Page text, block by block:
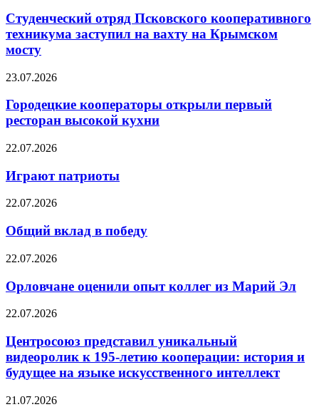
Студенческий отряд Псковского кооперативного
техникума заступил на вахту на Крымском
мосту
23.07.2026
Городецкие кооператоры открыли первый
ресторан высокой кухни
22.07.2026
Играют патриоты
22.07.2026
Общий вклад в победу
22.07.2026
Орловчане оценили опыт коллег из Марий Эл
22.07.2026
Центросоюз представил уникальный
видеоролик к 195-летию кооперации: история и
будущее на языке искусственного интеллект
21.07.2026